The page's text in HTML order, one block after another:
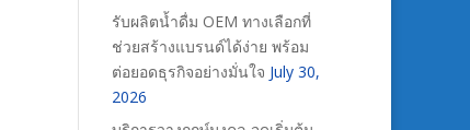
รับผลิตน้ำดื่ม OEM ทางเลือกที่
ช่วยสร้างแบรนด์ได้ง่าย พร้อม
ต่อยอดธุรกิจอย่างมั่นใจ July 30,
2026